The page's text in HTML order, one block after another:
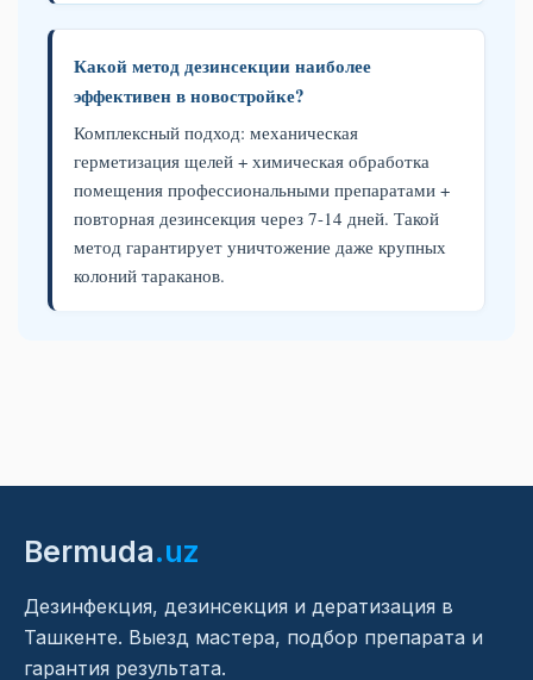
Какой метод дезинсекции наиболее
эффективен в новостройке?
Комплексный подход: механическая
герметизация щелей + химическая обработка
помещения профессиональными препаратами +
повторная дезинсекция через 7-14 дней. Такой
метод гарантирует уничтожение даже крупных
колоний тараканов.
Bermuda.uz
Дезинфекция, дезинсекция и дератизация в
Ташкенте. Выезд мастера, подбор препарата и
гарантия результата.